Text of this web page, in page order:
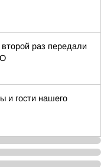
раз передали
и гости нашего